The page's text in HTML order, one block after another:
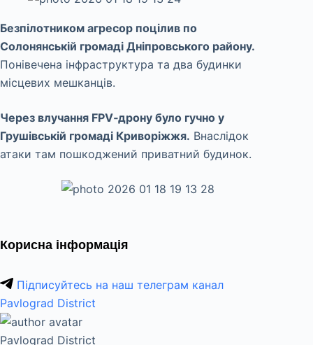
Безпілотником агресор поцілив по
Солонянській громаді Дніпровського району.
Понівечена інфраструктура та два будинки
місцевих мешканців.
Через влучання FPV‑дрону було гучно у
Грушівській громаді Криворіжжя. Внаслідок
атаки там пошкоджений приватний будинок.
Корисна інформація
Підписуйтесь на наш телеграм канал
Pavlograd District
Pavlograd District